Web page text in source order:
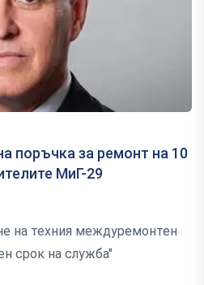
поръчка за ремонт на 10
МиГ-29
на техния междуремонтен
срок на служба"